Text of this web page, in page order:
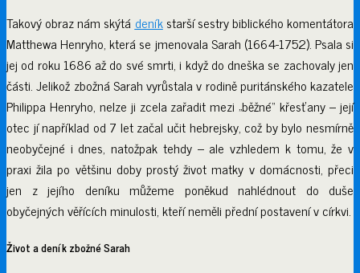
Takový obraz nám skýtá deníkstarší sestry biblického komentátora
Matthewa Henryho, která se jmenovala Sarah (1664-1752). Psala si
jej od roku 1686 až do své smrti, i když do dneška se zachovaly jen
části. Jelikož zbožná Sarah vyrůstala v rodině puritánského kazatele
Philippa Henryho, nelze ji zcela zařadit mezi „běžné“ křesťany – její
otec jí například od 7 let začal učit hebrejsky, což by bylo nesmírně
neobyčejné i dnes, natožpak tehdy – ale vzhledem k tomu, že v
praxi žila po většinu doby prostý život matky v domácnosti, přeci
jen z jejího deníku můžeme poněkud nahlédnout do duše
obyčejných věřících minulosti, kteří neměli přední postavení v církvi.
Život a deník zbožné Sarah